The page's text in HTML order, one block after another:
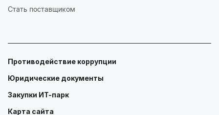
Стать поставщиком
Противодействие коррупции
Юридические документы
Закупки ИТ-парк
Карта сайта